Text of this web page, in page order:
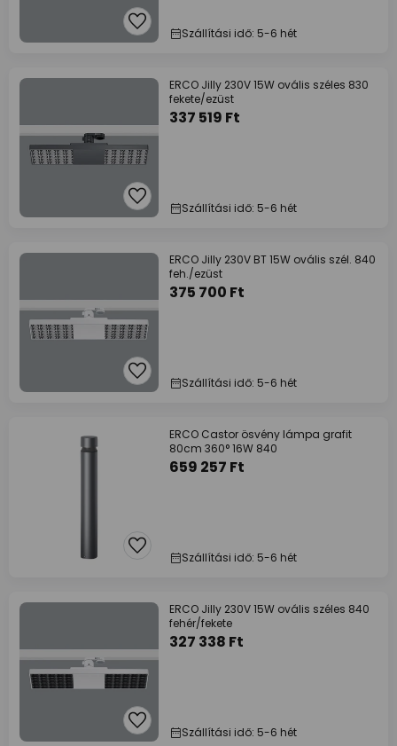
Szállítási idő: 5-6 hét
ERCO Jilly 230V 15W ovális széles 830
fekete/ezüst
337 519 Ft
Szállítási idő: 5-6 hét
ERCO Jilly 230V BT 15W ovális szél. 840
feh./ezüst
375 700 Ft
Szállítási idő: 5-6 hét
ERCO Castor ösvény lámpa grafit
80cm 360° 16W 840
659 257 Ft
Szállítási idő: 5-6 hét
ERCO Jilly 230V 15W ovális széles 840
fehér/fekete
327 338 Ft
Szállítási idő: 5-6 hét